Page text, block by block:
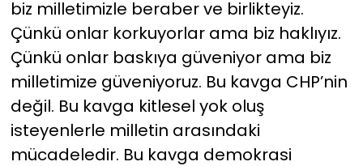
biz milletimizle beraber ve birlikteyiz.
Çünkü onlar korkuyorlar ama biz haklıyız.
Çünkü onlar baskıya güveniyor ama biz
milletimize güveniyoruz. Bu kavga CHP’nin
değil. Bu kavga kitlesel yok oluş
isteyenlerle milletin arasındaki
mücadeledir. Bu kavga demokrasi